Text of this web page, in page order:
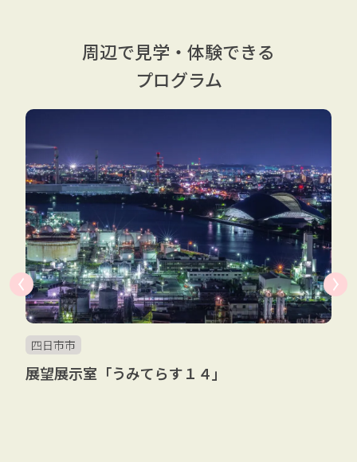
周辺で見学・体験できる
プログラム
四日市市
展望展示室「うみてらす１４」